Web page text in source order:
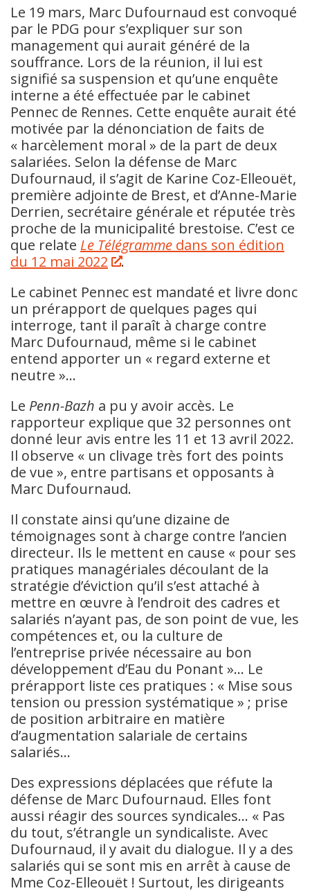
Le 19 mars, Marc Dufournaud est convoqué
par le PDG pour s’expliquer sur son
management qui aurait généré de la
souffrance. Lors de la réunion, il lui est
signifié sa suspension et qu’une enquête
interne a été effectuée par le cabinet
Pennec de Rennes. Cette enquête aurait été
motivée par la dénonciation de faits de
« harcèlement moral » de la part de deux
salariées. Selon la défense de Marc
Dufournaud, il s’agit de Karine Coz-Elleouët,
première adjointe de Brest, et d’Anne-Marie
Derrien, secrétaire générale et réputée très
proche de la municipalité brestoise. C’est ce
que relate Le Télégramme dans son édition
du 12 mai 2022
.
Le cabinet Pennec est mandaté et livre donc
un prérapport de quelques pages qui
interroge, tant il paraît à charge contre
Marc Dufournaud, même si le cabinet
entend apporter un « regard externe et
neutre »…
Le Penn-Bazh a pu y avoir accès. Le
rapporteur explique que 32 personnes ont
donné leur avis entre les 11 et 13 avril 2022.
Il observe « un clivage très fort des points
de vue », entre partisans et opposants à
Marc Dufournaud.
Il constate ainsi qu’une dizaine de
témoignages sont à charge contre l’ancien
directeur. Ils le mettent en cause « pour ses
pratiques managériales découlant de la
stratégie d’éviction qu’il s’est attaché à
mettre en œuvre à l’endroit des cadres et
salariés n’ayant pas, de son point de vue, les
compétences et, ou la culture de
l’entreprise privée nécessaire au bon
développement d’Eau du Ponant »… Le
prérapport liste ces pratiques : « Mise sous
tension ou pression systématique » ; prise
de position arbitraire en matière
d’augmentation salariale de certains
salariés…
Des expressions déplacées que réfute la
défense de Marc Dufournaud. Elles font
aussi réagir des sources syndicales… « Pas
du tout, s’étrangle un syndicaliste. Avec
Dufournaud, il y avait du dialogue. Il y a des
salariés qui se sont mis en arrêt à cause de
Mme Coz-Elleouët ! Surtout, les dirigeants